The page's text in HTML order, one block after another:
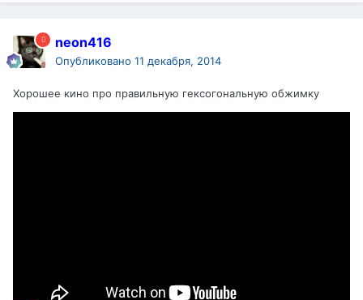
neon416
Опубликовано 11 декабря, 2014
Хорошее кино про правильную гексогональную обжимку